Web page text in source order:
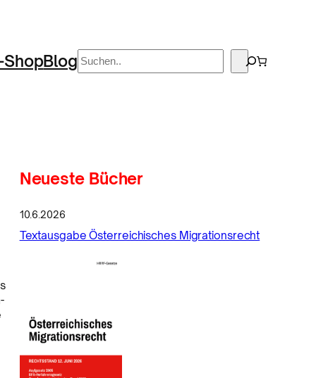
ShopBlog Suchen
Neueste Bücher
10.6.2026
Textausgabe Österreichisches Migrationsrecht